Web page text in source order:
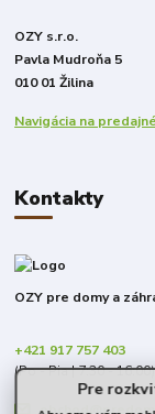
OZY s.r.o.
Pavla Mudroňa 5
010 01 Žilina
Navigácia na
Kontakty
OZY pre domy a
+421 917 757 403
(Po - Pia | 7:30 - 16:00)
Pre